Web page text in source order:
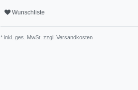
Wunschliste
* inkl. ges. MwSt. zzgl. Versandkosten